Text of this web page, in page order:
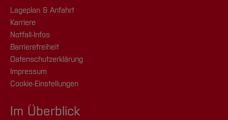
Lageplan & Anfahrt
Karriere
Notfall-Infos
Barrierefreiheit
Datenschutzerklärung
Impressum
Cookie-Einstellungen
Im Überblick